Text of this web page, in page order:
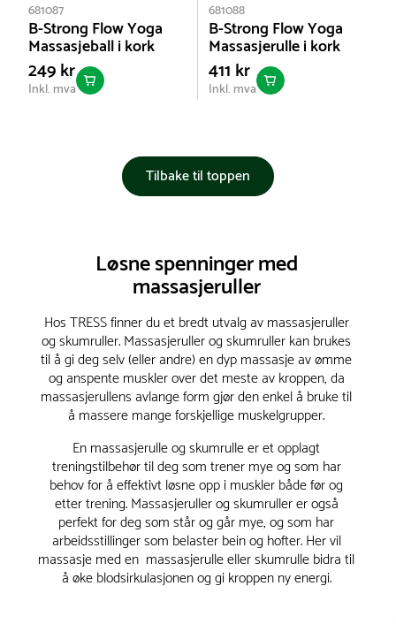
681087
B-Strong Flow Yoga
Massasjeball i kork
249 kr
Inkl. mva
681088
B-Strong Flow Yoga
Massasjerulle i kork
411 kr
Inkl. mva
Tilbake til toppen
Løsne spenninger med
massasjeruller
Hos TRESS finner du et bredt utvalg av massasjeruller
og skumruller. Massasjeruller og skumruller kan brukes
til å gi deg selv (eller andre) en dyp massasje av ømme
og anspente muskler over det meste av kroppen, da
massasjerullens avlange form gjør den enkel å bruke til
å massere mange forskjellige muskelgrupper.
En massasjerulle og skumrulle er et opplagt
treningstilbehør til deg som trener mye og som har
behov for å effektivt løsne opp i muskler både før og
etter trening. Massasjeruller og skumruller er også
perfekt for deg som står og går mye, og som har
arbeidsstillinger som belaster bein og hofter. Her vil
massasje med en massasjerulle eller skumrulle bidra til
å øke blodsirkulasjonen og gi kroppen ny energi.